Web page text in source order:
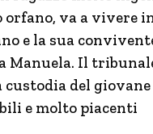
orfano, va a vivere
e la sua
Manuela. Il
custodia del giovane
e molto piacenti